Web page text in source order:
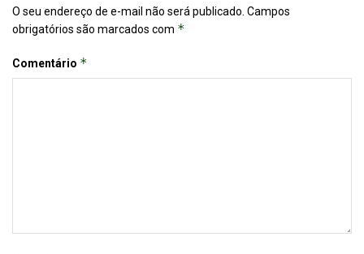
O seu endereço de e-mail não será publicado. Campos
obrigatórios são marcados com *
Comentário *